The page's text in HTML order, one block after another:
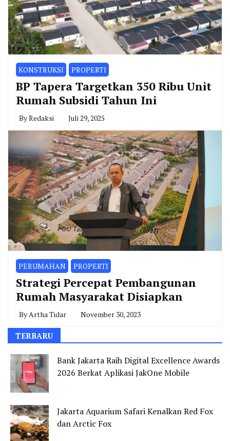
KONSTRUKSI PROPERTI
BP Tapera Targetkan 350 Ribu Unit
Rumah Subsidi Tahun Ini
ByRedaksi Juli 29, 2025
PERUMAHAN PROPERTI
Strategi Percepat Pembangunan
Rumah Masyarakat Disiapkan
ByArtha Tidar November 30, 2023
TERBARU
Bank Jakarta Raih Digital Excellence Awards
2026 Berkat Aplikasi JakOne Mobile
Jakarta Aquarium Safari Kenalkan Red Fox
dan Arctic Fox